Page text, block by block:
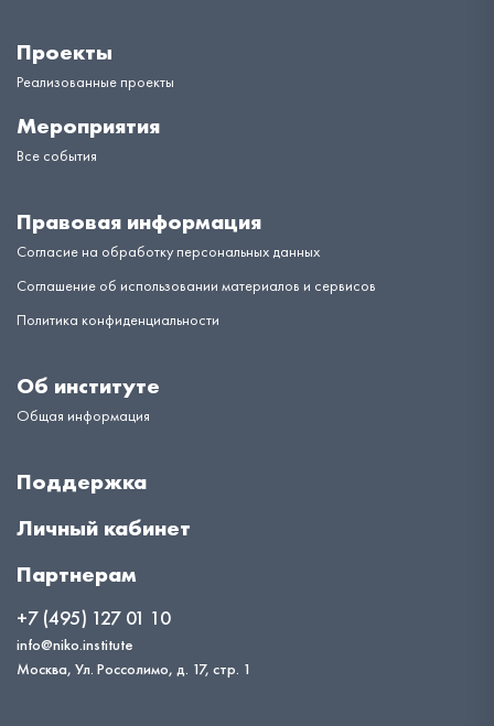
Проекты
Реализованные проекты
Мероприятия
Все события
Правовая информация
Согласие на обработку персональных данных
Соглашение об использовании материалов и сервисов
Политика конфиденциальности
Об институте
Общая информация
Поддержка
Личный кабинет
Партнерам
+7 (495) 127 01 10
info@niko.institute
Москва, Ул. Россолимо, д. 17, стр. 1